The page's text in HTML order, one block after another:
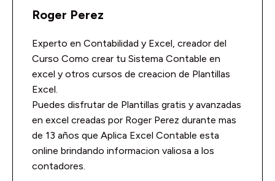
Roger Perez
Experto en Contabilidad y Excel, creador del
Curso Como crear tu Sistema Contable en
excel y otros cursos de creacion de Plantillas
Excel.
Puedes disfrutar de Plantillas gratis y avanzadas
en excel creadas por Roger Perez durante mas
de 13 años que Aplica Excel Contable esta
online brindando informacion valiosa a los
contadores.